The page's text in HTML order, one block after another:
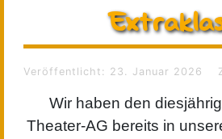
Veröffentlicht: 23. Januar 2026
Wir haben den
Theater-AG bereits in